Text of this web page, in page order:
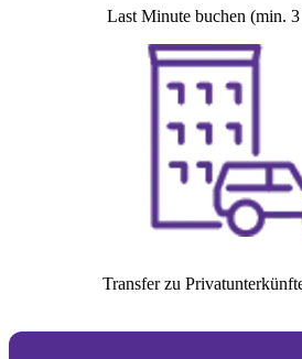
Last Minute buchen (min.
Transfer zu